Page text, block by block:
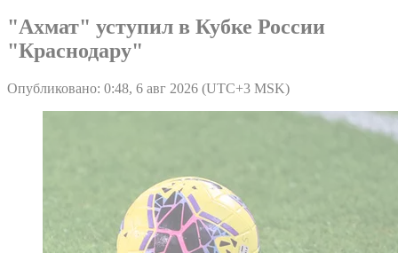
"Ахмат" уступил в Кубке России
"Краснодару"
Опубликовано: 0:48, 6 авг 2026 (UTC+3 MSK)